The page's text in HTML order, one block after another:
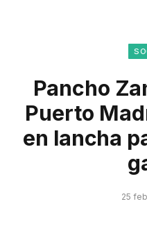
Pancho
Puerto
en lancha
25